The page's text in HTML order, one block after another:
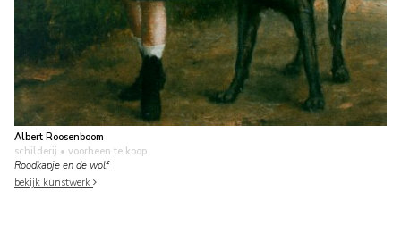
Albert Roosenboom
schilderij • voorheen te koop
Roodkapje en de wolf
bekijk kunstwerk